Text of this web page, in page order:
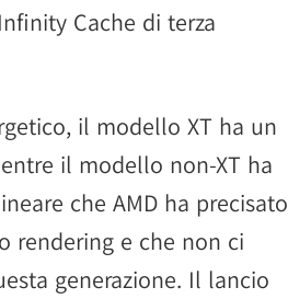
Cache di terza
il modello XT ha un
il modello non-XT ha
che AMD ha precisato
rendering e che non ci
generazione. Il lancio